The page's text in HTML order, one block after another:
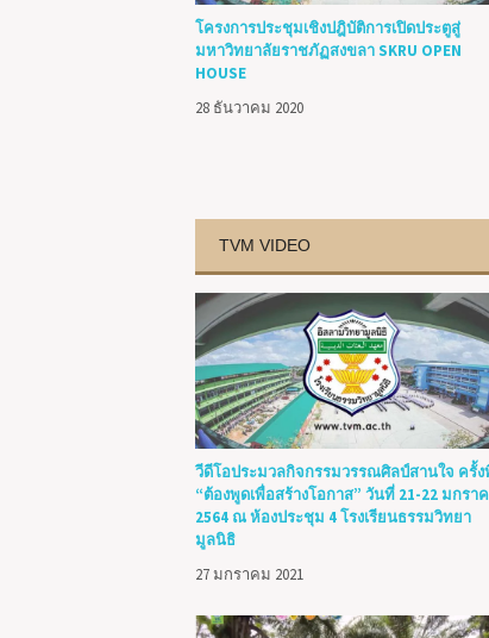
โครงการประชุมเชิงปฎิบัติการเปิดประตูสู่
มหาวิทยาลัยราชภัฏสงขลา SKRU OPEN
HOUSE
28 ธันวาคม 2020
TVM VIDEO
วีดีโอประมวลกิจกรรมวรรณศิลป์สานใจ ครั้ง
“ต้องพูดเพื่อสร้างโอกาส” วันที่ 21-22 มกรา
2564 ณ ห้องประชุม 4 โรงเรียนธรรมวิทยา
มูลนิธิ
27 มกราคม 2021